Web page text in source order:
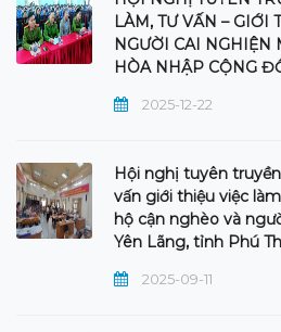
LÀM, TƯ VẤN – GIỚI
NGƯỜI CAI NGHIỆN
HÒA NHẬP CỘNG
2025-12-22
Hội nghị tuyên
vấn giới thiệu việc
hộ cận nghèo và
Yên Lãng, tỉnh Phú
2025-09-11